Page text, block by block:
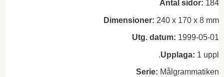
Antal sidor: 184
Dimensioner: 240 x 170 x 8 mm
Utg. datum: 1999-05-01
Upplaga: 1 uppl.
Serie: Målgrammatiken